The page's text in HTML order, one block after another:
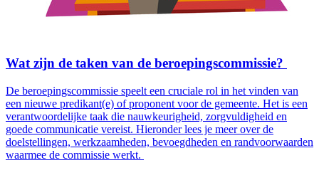
Wat zijn de taken van de beroepingscommissie?
De beroepingscommissie speelt een cruciale rol in het vinden van
een nieuwe predikant(e) of proponent voor de gemeente. Het is een
verantwoordelijke taak die nauwkeurigheid, zorgvuldigheid en
goede communicatie vereist. Hieronder lees je meer over de
doelstellingen, werkzaamheden, bevoegdheden en randvoorwaarden
waarmee de commissie werkt.